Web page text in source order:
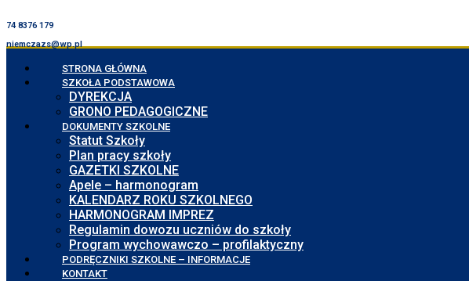
74 8376 179
niemczazs@wp.pl
STRONA GŁÓWNA
SZKOŁA PODSTAWOWA
DYREKCJA
GRONO PEDAGOGICZNE
DOKUMENTY SZKOLNE
Statut Szkoły
Plan pracy szkoły
GAZETKI SZKOLNE
Apele – harmonogram
KALENDARZ ROKU SZKOLNEGO
HARMONOGRAM IMPREZ
Regulamin dowozu uczniów do szkoły
Program wychowawczo – profilaktyczny
PODRĘCZNIKI SZKOLNE – INFORMACJE
KONTAKT